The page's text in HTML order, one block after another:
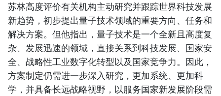
苏林高度评价有关机构主动研究并跟踪世界科技发展
新趋势，初步提出量子技术领域的重要方向、任务和
解决方案。但他指出，量子技术是一个全新且高度复
杂、发展迅速的领域，直接关系到科技发展、国家安
全、战略性工业数字化转型以及国家竞争力。因此，
方案制定仍需进一步深入研究，更加系统、更加科
学，并具备长远战略视野，以服务国家新发展阶段需